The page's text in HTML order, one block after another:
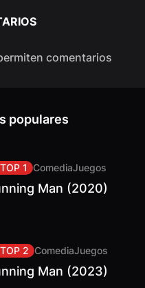
comentarios
populares
1 ComediaJuegos
Man (2020)
2 ComediaJuegos
Man (2023)